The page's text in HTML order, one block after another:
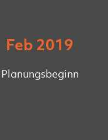
Feb 2019
Planungsbeginn